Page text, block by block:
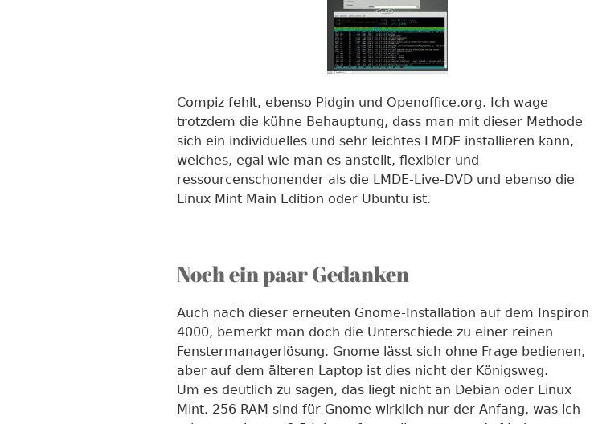
Compiz fehlt, ebenso Pidgin und Openoffice.org. Ich wage
trotzdem die kühne Behauptung, dass man mit dieser Methode
sich ein individuelles und sehr leichtes LMDE installieren kann,
welches, egal wie man es anstellt, flexibler und
ressourcenschonender als die LMDE-Live-DVD und ebenso die
Linux Mint Main Edition oder Ubuntu ist.
Noch ein paar Gedanken
Auch nach dieser erneuten Gnome-Installation auf dem Inspiron
4000, bemerkt man doch die Unterschiede zu einer reinen
Fenstermanagerlösung. Gnome lässt sich ohne Frage bedienen,
aber auf dem älteren Laptop ist dies nicht der Königsweg.
Um es deutlich zu sagen, das liegt nicht an Debian oder Linux
Mint. 256 RAM sind für Gnome wirklich nur der Anfang, was ich